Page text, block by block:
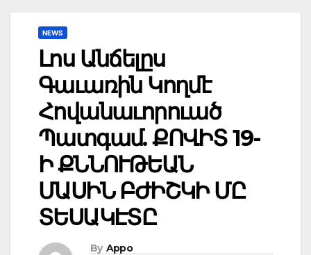
NEWS
Լոս Անճելըս
Գաւառին Կողմէ
Հովանաւորուած
Պատգամ. ՔՈՎԻՏ 19-
Ի ՔՆՆՈՒԹԵԱՆ
ՄԱՍԻՆ ԲԺԻՇԿԻ ՄԸ
ՏԵՍԱԿԷՏԸ
By Appo